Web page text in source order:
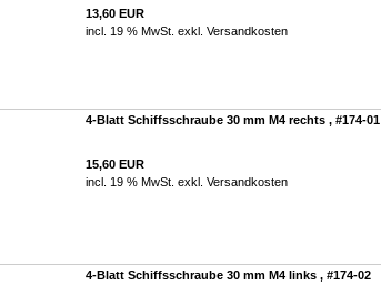
13,60 EUR
incl. 19 % MwSt. exkl. Versandkosten
4-Blatt Schiffsschraube 30 mm M4 rechts , #174-01
15,60 EUR
incl. 19 % MwSt. exkl. Versandkosten
4-Blatt Schiffsschraube 30 mm M4 links , #174-02